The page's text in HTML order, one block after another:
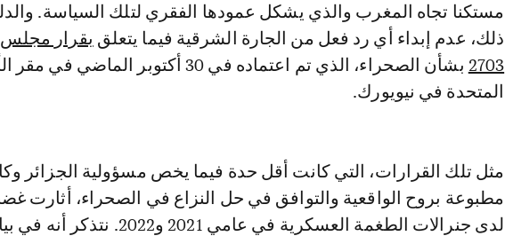
مستكنا تجاه المغرب والذي يشكل عمودها الفقري لتلك السياسة.
ذلك، عدم إبداء أي رد فعل من الجارة الشرقية فيما يتعلق بقرار مجلس
2703
بشأن الصحراء، الذي تم اعتماده في 30 أكتوبر الماضي في
المتحدة في نيويورك.
مثل تلك القرارات، التي كانت أقل حدة فيما يخص مسؤولية الجزائر
مطبوعة بروح الواقعية والتوافق في حل النزاع في الصحراء، أثارت
لدى جنرالات الطغمة العسكرية في عامي 2021 و2022.